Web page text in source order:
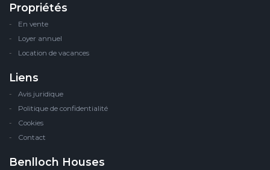
Propriétés
En vente
Loyer annuel
Location de vacances
Liens
Avis juridique
Politique de confidentialité
Cookies
Contact
Benlloch Houses